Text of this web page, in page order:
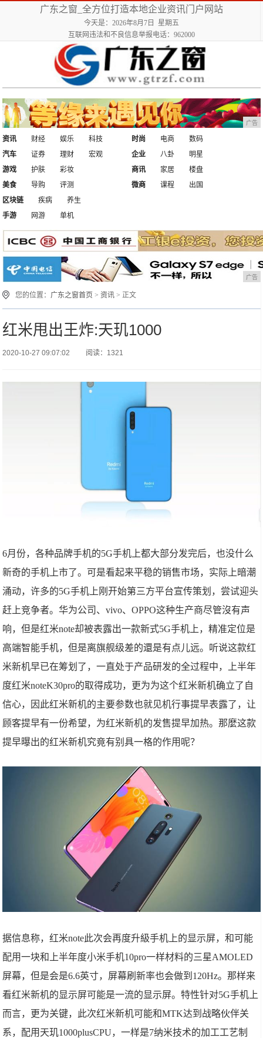
广东之窗_全方位打造本地企业资讯门户网站
今天是：2026年8月7日 星期五
互联网违法和不良信息举报电话：962000
广告
资讯 财经 娱乐
科技
汽车
证券 理财 宏观
时尚 电商
数码
企业
八卦
明星
游戏
护肤
彩妆
美食
导购 评测
商讯 家居
楼盘
微商
课程
出国
区块链
疾病
养生
手游
网游 单机
广告
您的位置： 广东之窗首页 >资讯 > 正文
红米甩出王炸:天玑1000
2020-10-27 09:07:02 阅读：1321
6月份，各种品牌手机的5G手机上都大部分发完后，也没什么
新奇的手机上市了。可是看起来平稳的销售市场，实际上暗潮
涌动，许多的5G手机上刚开始第三方平台宣传策划，尝试迎头
赶上竞争者。华为公司、vivo、OPPO这种生产商尽管沒有声
响，但是红米note却被表露出一款新式5G手机上，精准定位是
高端智能手机，但是离旗舰级差的還是有点儿远。听说这款红
米新机早已在筹划了，一直处于产品研发的全过程中，上半年
度红米noteK30pro的取得成功，更为为这个红米新机确立了自
信心，因此红米新机的主要参数也就见机行事提早表露了，让
顾客提早有一份希望，为红米新机的发售提早加热。那麼这款
提早曝出的红米新机究竟有别具一格的作用呢？
据信息称，红米note此次会再度升級手机上的显示屏，和可能
配用一块和上半年度小米手机10pro一样材料的三星AMOLED
屏幕，但是会是6.6英寸，屏幕刷新率也会做到120Hz。那样来
看红米新机的显示屏可能是一流的显示屏。特性针对5G手机上
而言，更为关键，此次红米新机可能和MTK达到战略伙伴关
系，配用天玑1000plusCPU，一样是7纳米技术的加工工艺制